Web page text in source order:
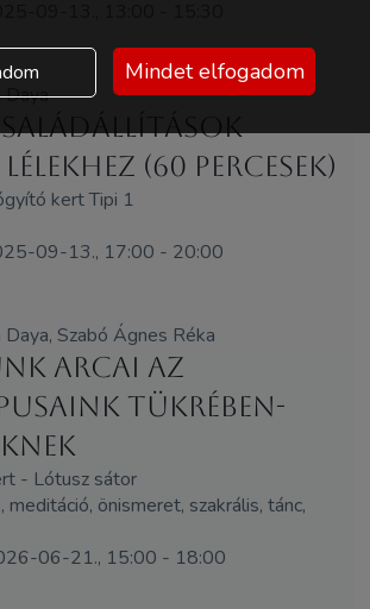
Daya
(60 percesek)
kert Tipi 1
09-13., 17:00 - 20:00
Daya, Szabó Ágnes Réka
arcai az
tükrében-
- Lótusz sátor
meditáció, önismeret, szakrális, tánc,
06-21., 15:00 - 18:00
Mindet elfogadom